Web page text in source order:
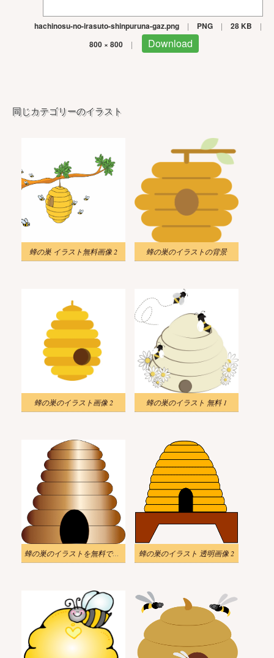
hachinosu-no-irasuto-shinpuruna-gaz.png | PNG | 28 KB |
800 × 800 | Download
同じカテゴリーのイラスト
蜂の巣 イラスト無料画像 2 蜂の巣のイラストの背景
蜂の巣のイラスト画像 2 蜂の巣のイラスト 無料 1
蜂の巣のイラストを無料でダウンロード 蜂の巣のイラスト 透明画像 2